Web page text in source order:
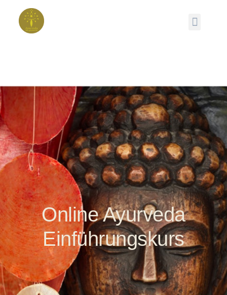
Online Ayurveda
Einführungskurs